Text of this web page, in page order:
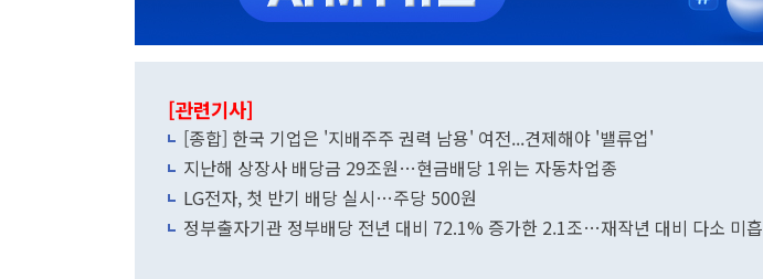
[관련기사]
[종합] 한국 기업은 '지배주주 권력 남용' 여전...견제해야 '밸류업'
지난해 상장사 배당금 29조원…현금배당 1위는 자동차업종
LG전자, 첫 반기 배당 실시…주당 500원
정부출자기관 정부배당 전년 대비 72.1% 증가한 2.1조…재작년 대비 다소 미흡